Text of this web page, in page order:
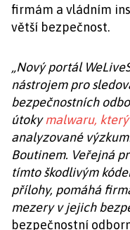
firmám a vládním
větší bezpečnost.
„Nový portál
nástrojem pro
bezpečnostních
útokymalwaru,
analyzované
Boutinem. Veřejná
tímto škodlivým
přílohy, pomáhá
mezery v jejich
bezpečnostní